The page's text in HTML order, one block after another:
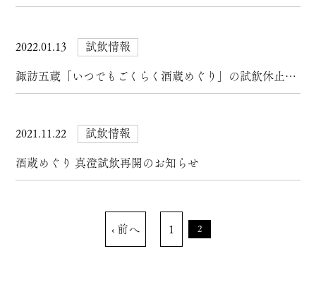
2022.01.13 試飲情報
諏訪五蔵「いつでもごくらく酒蔵めぐり」の試飲休止について
2021.11.22 試飲情報
酒蔵めぐり 真澄試飲再開のお知らせ
‹ 前へ 1 2